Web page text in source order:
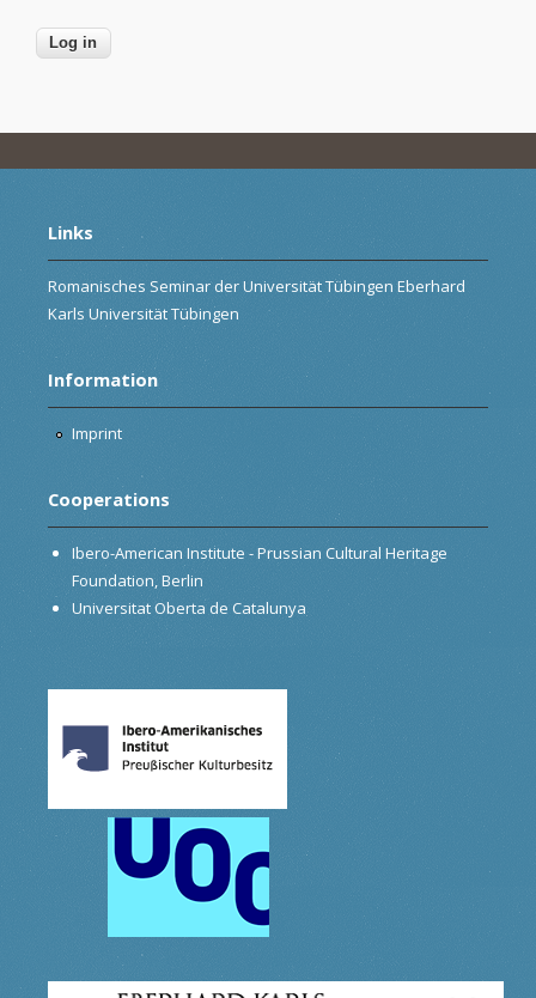
Links
Romanisches Seminar der Universität Tübingen Eberhard
Karls Universität Tübingen
Information
Imprint
Cooperations
Ibero-American Institute - Prussian Cultural Heritage
Foundation, Berlin
Universitat Oberta de Catalunya